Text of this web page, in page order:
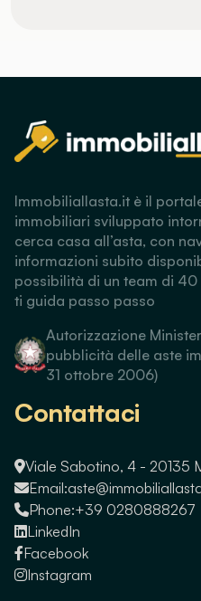
Immobiliallasta.it è il
immobiliari sviluppato
cerca casa all’asta, con
informazioni subito
possibilità di un team di
ti guida passo passo
Autorizzazione
pubblicità delle aste
31 ottobre 2006)
Contattaci
Viale Sabotino, 4 - 20135
Email:
Phone:+39 0280888267
LinkedIn
Facebook
Instagram